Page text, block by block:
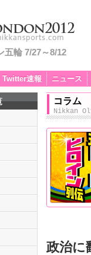
五輪 7/27～8/12
Twitter速報 ニュース
コラム
Nikkan
政治に